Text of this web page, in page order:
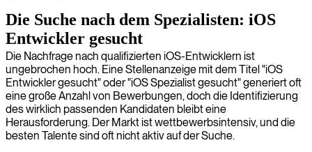
Die Suche nach dem Spezialisten: iOS
Entwickler gesucht
Die Nachfrage nach qualifizierten iOS-Entwicklern ist
ungebrochen hoch. Eine Stellenanzeige mit dem Titel "iOS
Entwickler gesucht" oder "iOS Spezialist gesucht" generiert oft
eine große Anzahl von Bewerbungen, doch die Identifizierung
des wirklich passenden Kandidaten bleibt eine
Herausforderung. Der Markt ist wettbewerbsintensiv, und die
besten Talente sind oft nicht aktiv auf der Suche.